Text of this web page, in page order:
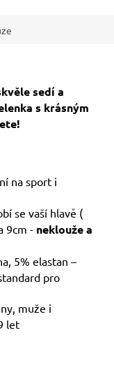
sedí a
s krásným
na sport i
se vaší hlavě (
9cm - neklouže a
5% elastan –
pro
muže i
let